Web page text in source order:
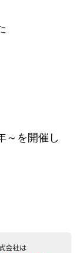
～を開催し